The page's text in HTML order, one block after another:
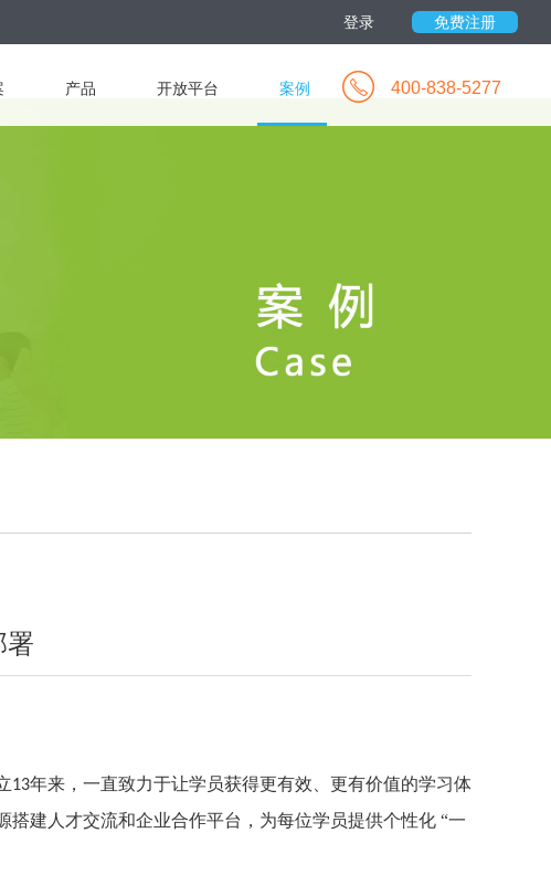
登录 免费注册
产品 开放平台 案例 400-838-5277
署
13年来，一直致力于让学员获得更有效、更有价值的学习体
建人才交流和企业合作平台，为每位学员提供个性化 “一